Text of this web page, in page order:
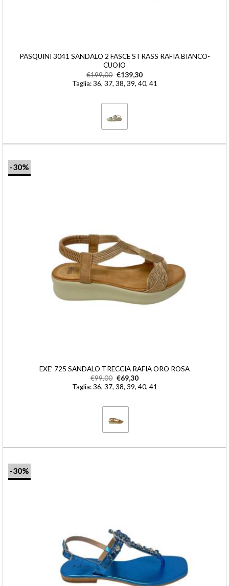
PASQUINI 3041 SANDALO 2 FASCE STRASS RAFIA BIANCO-
CUOIO
€199,00 €139,30
Taglia: 36, 37, 38, 39, 40, 41
-30%
EXE’ 725 SANDALO TRECCIA RAFIA ORO ROSA
€99,00 €69,30
Taglia: 36, 37, 38, 39, 40, 41
-30%